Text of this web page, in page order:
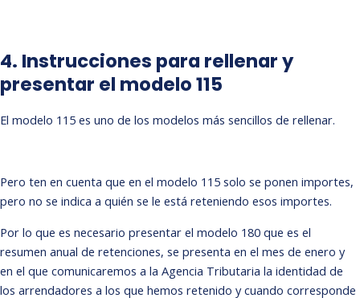
4. Instrucciones para rellenar y
presentar el modelo 115
El modelo 115 es uno de los modelos más sencillos de rellenar.
Pero ten en cuenta que en el modelo 115 solo se ponen importes,
pero no se indica a quién se le está reteniendo esos importes.
Por lo que es necesario presentar el modelo 180 que es el
resumen anual de retenciones, se presenta en el mes de enero y
en el que comunicaremos a la Agencia Tributaria la identidad de
los arrendadores a los que hemos retenido y cuando corresponde